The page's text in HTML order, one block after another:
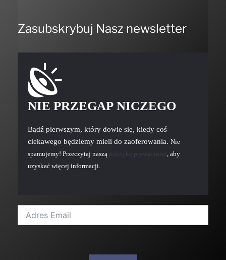
Zasubskrybuj Nasz newsletter
NIE PRZEGAP NICZEGO
Bądź pierwszym, który dowie się, kiedy coś
ciekawego będziemy mieli do zaoferowania. Nie
spamujemy! Przeczytaj naszą politykę prywatności , aby
uzyskać więcej informacji.